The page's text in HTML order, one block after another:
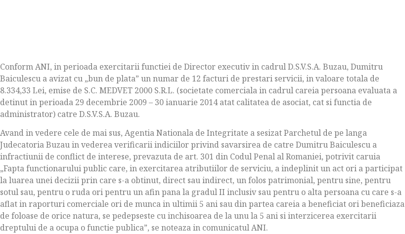
Conform ANI, in perioada exercitarii functiei de Director executiv in cadrul D.S.V.S.A. Buzau, Dumitru
Baiculescu a avizat cu „bun de plata” un numar de 12 facturi de prestari servicii, in valoare totala de
8.334,33 Lei, emise de S.C. MEDVET 2000 S.R.L. (societate comerciala in cadrul careia persoana evaluata a
detinut in perioada 29 decembrie 2009 – 30 ianuarie 2014 atat calitatea de asociat, cat si functia de
administrator) catre D.S.V.S.A. Buzau.
Avand in vedere cele de mai sus, Agentia Nationala de Integritate a sesizat Parchetul de pe langa
Judecatoria Buzau in vederea verificarii indiciilor privind savarsirea de catre Dumitru Baiculescu a
infractiunii de conflict de interese, prevazuta de art. 301 din Codul Penal al Romaniei, potrivit caruia
„Fapta functionarului public care, in exercitarea atributiilor de serviciu, a indeplinit un act ori a participat
la luarea unei decizii prin care s-a obtinut, direct sau indirect, un folos patrimonial, pentru sine, pentru
sotul sau, pentru o ruda ori pentru un afin pana la gradul II inclusiv sau pentru o alta persoana cu care s-a
aflat in raporturi comerciale ori de munca in ultimii 5 ani sau din partea careia a beneficiat ori beneficiaza
de foloase de orice natura, se pedepseste cu inchisoarea de la unu la 5 ani si interzicerea exercitarii
dreptului de a ocupa o functie publica”, se noteaza in comunicatul ANI.